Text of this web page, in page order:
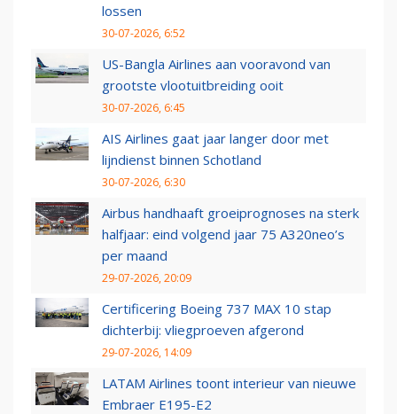
lossen
30-07-2026, 6:52
US-Bangla Airlines aan vooravond van
grootste vlootuitbreiding ooit
30-07-2026, 6:45
AIS Airlines gaat jaar langer door met
lijndienst binnen Schotland
30-07-2026, 6:30
Airbus handhaaft groeiprognoses na sterk
halfjaar: eind volgend jaar 75 A320neo’s
per maand
29-07-2026, 20:09
Certificering Boeing 737 MAX 10 stap
dichterbij: vliegproeven afgerond
29-07-2026, 14:09
LATAM Airlines toont interieur van nieuwe
Embraer E195-E2